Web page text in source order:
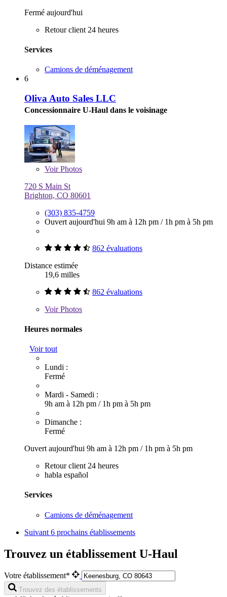
Fermé aujourd'hui
Retour client 24 heures
Services
Camions de déménagement
6
Oliva Auto Sales LLC
Concessionnaire U-Haul dans le voisinage
VoirPhotos
720 S Main St
Brighton, CO 80601
(303) 835-4759
Ouvert aujourd'hui 9h am à 12h pm / 1h pm à 5h pm
862 évaluations
Distance estimée
19,6 milles
862 évaluations
VoirPhotos
Heures normales
Voir tout
Lundi :
Fermé
Mardi - Samedi :
9h am à 12h pm / 1h pm à 5h pm
Dimanche :
Fermé
Ouvert aujourd'hui 9h am à 12h pm / 1h pm à 5h pm
Retour client 24 heures
habla español
Services
Camions de déménagement
Suivant 6 prochains établissements
Trouvez un établissement U-Haul
Votre établissement*
Trouvez des établissements